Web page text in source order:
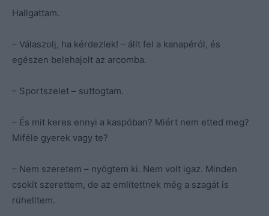
Hallgattam.
– Válaszolj, ha kérdezlek! – állt fel a kanapéról, és
egészen belehajolt az arcomba.
– Sportszelet – suttogtam.
– És mit keres ennyi a kaspóban? Miért nem etted meg?
Miféle gyerek vagy te?
– Nem szeretem – nyögtem ki. Nem volt igaz. Minden
csokit szerettem, de az említettnek még a szagát is
rühelltem.